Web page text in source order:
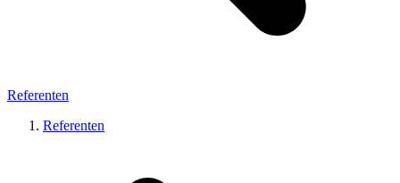
Referenten
Referenten